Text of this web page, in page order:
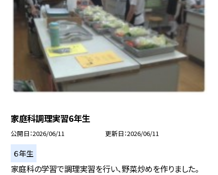
家庭科調理実習6年生
公開日 2026/06/11 更新日 2026/06/11
６年生
家庭科の学習で調理実習を行い、野菜炒めを作りました。